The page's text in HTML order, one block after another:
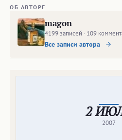
ОБ АВТОРЕ
magon
4199 записей · 109
Все записи автора
2
2007